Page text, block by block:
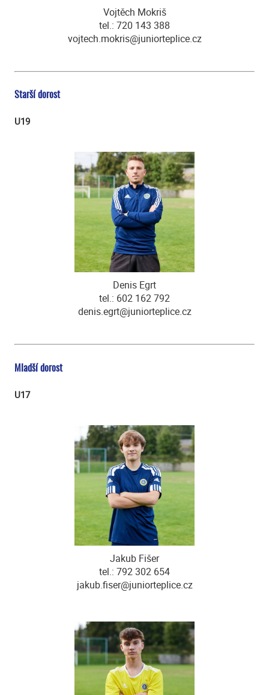
Vojtěch Mokriš
tel.: 720 143 388
vojtech.mokris@juniorteplice.cz
Starší dorost
U19
Denis Egrt
tel.: 602 162 792
denis.egrt@juniorteplice.cz
Mladší dorost
U17
Jakub Fišer
tel.: 792 302 654
jakub.fiser@juniorteplice.cz